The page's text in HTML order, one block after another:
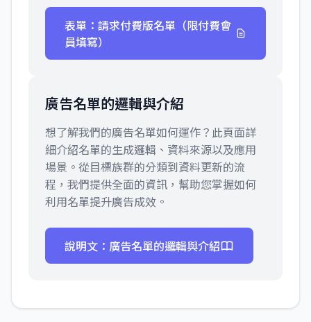
表單：請求付費版名單（限付費會
員填寫）
廣告名單的邏輯與介紹
想了解我們的廣告名單如何運作？此頁面詳
細介紹名單的生成邏輯、資料來源以及應用
場景。從目標族群的分類到資料更新的流
程，我們提供全面的資訊，幫助您掌握如何
利用名單提升廣告成效。
說明文：廣告名單的邏輯與介紹